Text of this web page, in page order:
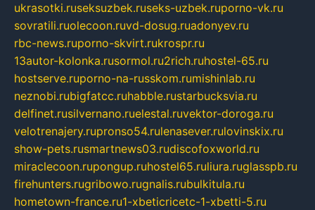
ukrasotki.ruseksuzbek.ruseks-uzbek.ruporno-vk.ru
sovratili.ruolecoon.ruvd-dosug.ruadonyev.ru
rbc-news.ruporno-skvirt.rukrospr.ru
13autor-kolonka.rusormol.ru2rich.ruhostel-65.ru
hostserve.ruporno-na-russkom.rumishinlab.ru
neznobi.rubigfatcc.ruhabble.rustarbucksvia.ru
delfinet.rusilvernano.ruelestal.ruvektor-doroga.ru
velotrenajery.rupronso54.rulenasever.rulovinskix.ru
show-pets.rusmartnews03.rudiscofoxworld.ru
miraclecoon.rupongup.ruhostel65.ruliura.ruglasspb.ru
firehunters.rugribowo.rugnalis.rubulkitula.ru
hometown-france.ru1-xbeticricetc-1-xbetti-5.ru